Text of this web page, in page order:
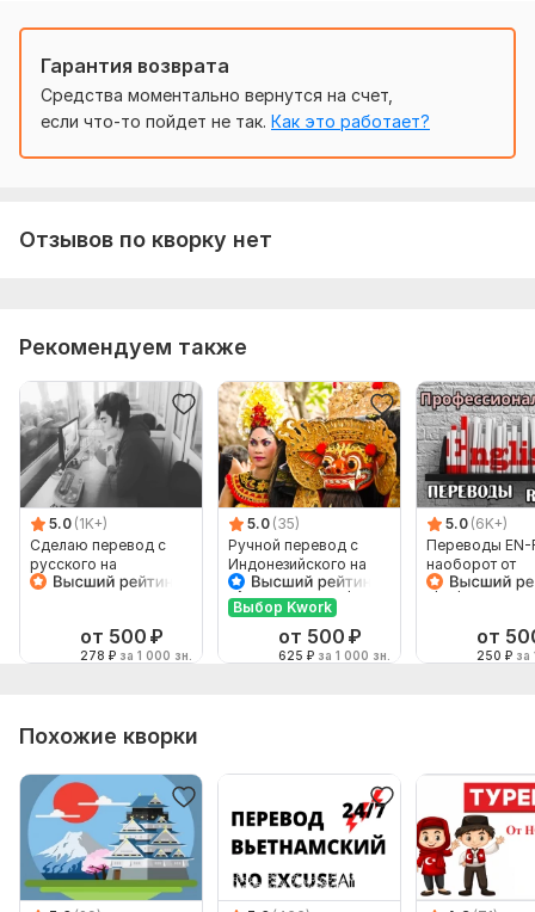
Тематика:
Семья, дети,
Туризм и путешествия,
Язык перевода:
с Русского на Английский
Гарантия возврата
Средства моментально вернутся на счет,
если что-то пойдет не так. Как это работает?
Отзывов по кворку нет
Рекомендуем также
5.0 (1K+)
Сделаю перевод с
русского на
английский и
от 500 ₽
278 ₽ за 1 000 зн.
5.0 (35)
Ручной перевод с
Индонезийского на
Русский и наоборот
Выбор Kwork
от 500 ₽
625 ₽ за 1 000 зн.
5.0 (6K+)
Переводы EN-
наоборот от
от
250 ₽ за
Похожие кворки